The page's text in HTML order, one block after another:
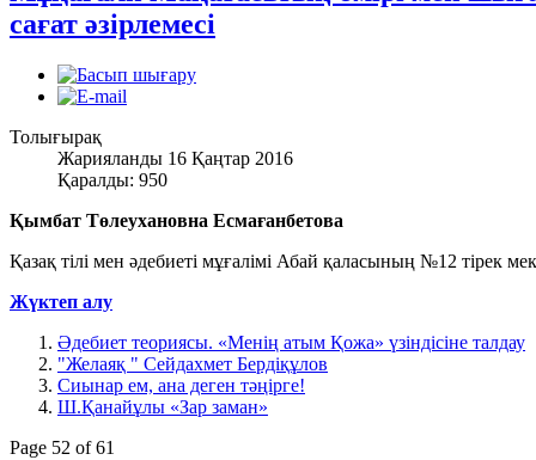
сағат әзірлемесі
Толығырақ
Жарияланды 16 Қаңтар 2016
Қаралды: 950
Қымбат Төлеухановна Есмағанбетова
Қазақ тілі мен әдебиеті мұғалімі Абай қаласының №12 тірек
Жүктеп алу
Әдебиет теориясы. «Менің атым Қожа» үзіндісіне талдау
"Желаяқ " Сейдахмет Бердіқұлов
Сиынар ем, ана деген тәңірге!
Ш.Қанайұлы «Зар заман»
Page 52 of 61